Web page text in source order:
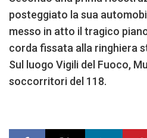
posteggiato la sua
messo in atto il tragico
corda fissata alla ringhiera
Sul luogo Vigili del Fuoco,
soccorritori del 118.